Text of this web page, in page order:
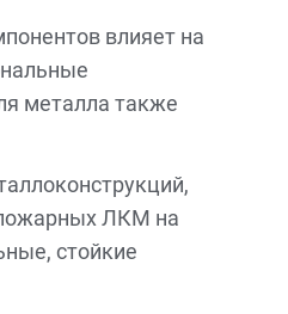
влияет на
металла также
ЛКМ на
стойкие